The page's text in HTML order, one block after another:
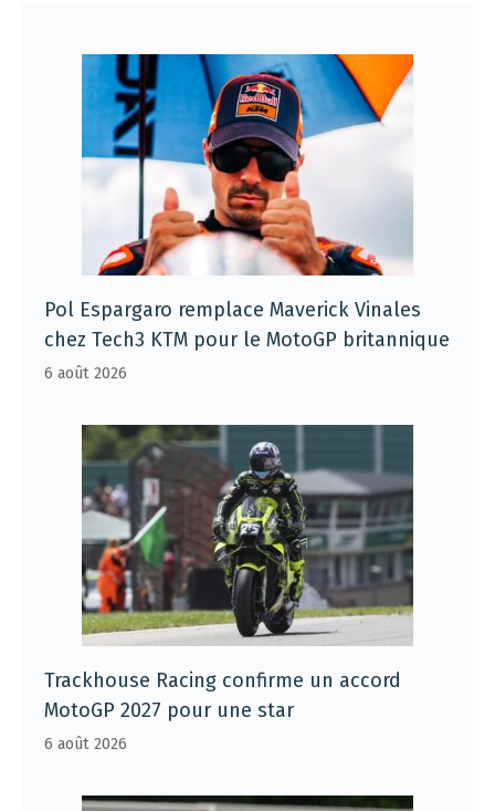
Pol Espargaro remplace Maverick Vinales
chez Tech3 KTM pour le MotoGP britannique
6 août 2026
Trackhouse Racing confirme un accord
MotoGP 2027 pour une star
6 août 2026